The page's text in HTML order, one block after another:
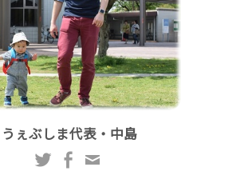
うぇぶしま代表・中島